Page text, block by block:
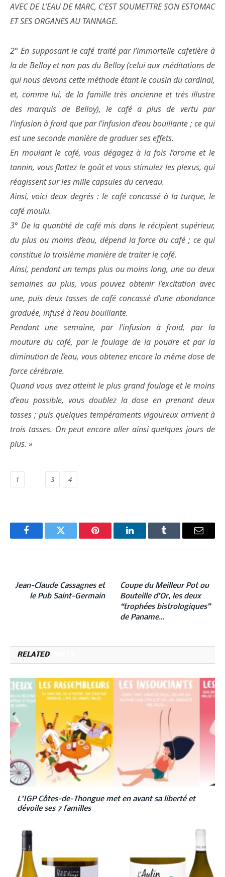
AVEC DE L’EAU DE MARC, C’EST SOUMETTRE SON ESTOMAC
ET SES ORGANES AU TANNAGE.
2° En supposant le café traité par l’immortelle cafetière à
la de Belloy et non pas du Belloy (celui aux méditations de
qui nous devons cette méthode étant le cousin du cardinal,
et, comme lui, de la famille très ancienne et très illustre
des marquis de Belloy), le café a plus de vertu par
l’infusion à froid que par l’infusion d’eau bouillante ; ce qui
est une seconde manière de graduer ses effets.
En moulant le café, vous dégagez à la fois l’arome et le
tannin, vous flattez le goût et vous stimulez les plexus, qui
réagissent sur les mille capsules du cerveau.
Ainsi, voici deux degrés : le café concassé à la turque, le
café moulu.
3° De la quantité de café mis dans le récipient supérieur,
du plus ou moins d’eau, dépend la force du café ; ce qui
constitue la troisième manière de traiter le café.
Ainsi, pendant un temps plus ou moins long, une ou deux
semaines au plus, vous pouvez obtenir l’excitation avec
une, puis deux tasses de café concassé d’une abondance
graduée, infusé à l’eau bouillante.
Pendant une semaine, par l’infusion à froid, par la
mouture du café, par le foulage de la poudre et par la
diminution de l’eau, vous obtenez encore la même dose de
force cérébrale.
Quand vous avez atteint le plus grand foulage et le moins
d’eau possible, vous doublez la dose en prenant deux
tasses ; puis quelques tempéraments vigoureux arrivent à
trois tasses. On peut encore aller ainsi quelques jours de
plus. »
1 3 4
FacebookTwitter Pinterest LinkedInTumblr Email
Jean-Claude Cassagnes et
le Pub Saint-Germain
Coupe du Meilleur Pot ou
Bouteille d’Or, les deux
“trophées bistrologiques”
de Paname…
RELATED
L’IGP Côtes-de-Thongue met en avant sa liberté et
dévoile ses 7 familles